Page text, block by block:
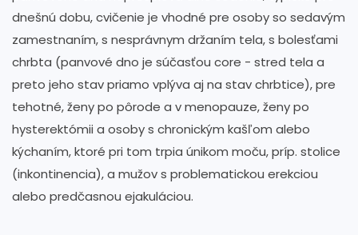
dnešnú dobu, cvičenie je vhodné pre osoby so sedavým
zamestnaním, s nesprávnym držaním tela, s bolesťami
chrbta (panvové dno je súčasťou core - stred tela a
preto jeho stav priamo vplýva aj na stav chrbtice), pre
tehotné, ženy po pôrode a v menopauze, ženy po
hysterektómii a osoby s chronickým kašľom alebo
kýchaním, ktoré pri tom trpia únikom moču, príp. stolice
(inkontinencia), a mužov s problematickou erekciou
alebo predčasnou ejakuláciou.